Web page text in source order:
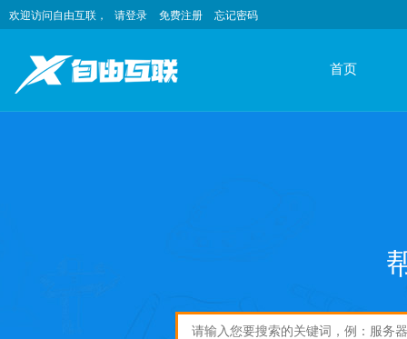
欢迎访问自由互联， 请登录 免费注册 忘记密码
首页